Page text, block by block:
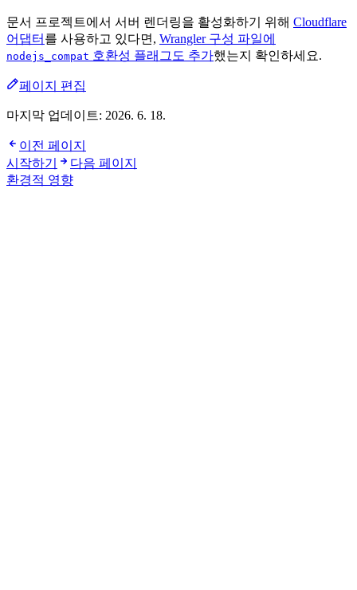
문서 프로젝트에서 서버 렌더링을 활성화하기 위해 Cloudflare
어댑터 를 사용하고 있다면, Wrangler 구성 파일에
nodejs_compat 호환성 플래그도 추가했는지 확인하세요.
페이지 편집
마지막 업데이트: 2026. 6. 18.
이전 페이지
시작하기
다음 페이지
환경적 영향